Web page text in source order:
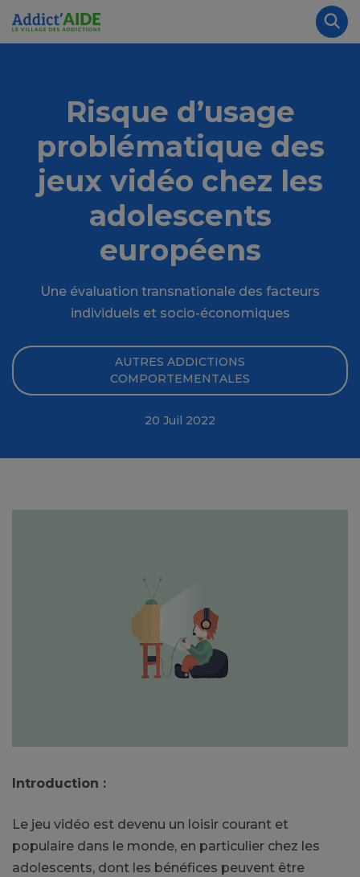
Aller au contenu principal
Risque d’usage
problématique des
jeux vidéo chez les
adolescents
européens
Une évaluation transnationale des facteurs
individuels et socio-économiques
AUTRES ADDICTIONS
COMPORTEMENTALES
20 Juil 2022
Introduction :
Le jeu vidéo est devenu un loisir courant et
populaire dans le monde, en particulier chez les
adolescents, dont les bénéfices peuvent être
Panneau de gestion des cookies